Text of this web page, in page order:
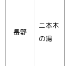
長野
二本木
の湯